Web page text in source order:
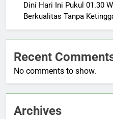
Dini Hari Ini Pukul 01.30
Berkualitas Tanpa
Recent
No comments to show.
Archives